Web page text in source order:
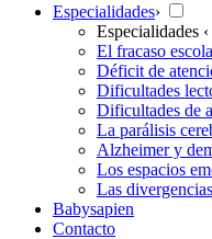
Especialidades›
Especialidades
El fracaso
Déficit de
Dificultades
Dificultades de
La parálisis
Alzheimer y
Los espacios
Las
Babysapien
Contacto